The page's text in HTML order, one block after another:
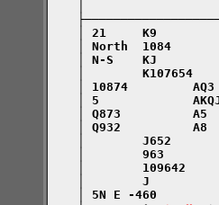
│ 21     K9
│ North  1084
│ N-S    KJ
│        K107654
│ 10874
│ 5
│ Q873          A5
│ Q932          A8
│        J652
│        963
│        109642
│        J
│ 5N E -460